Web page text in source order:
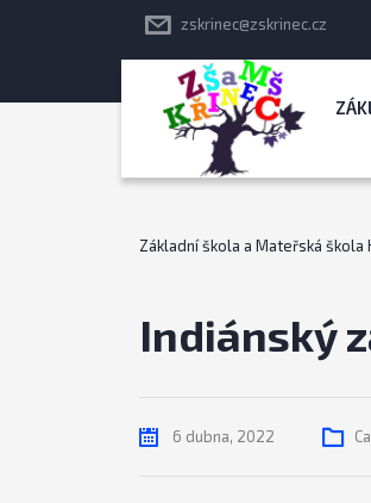
zskrinec@zskrinec.cz
Základní škola a Mateřská škola
Indiánský
6 dubna, 2022